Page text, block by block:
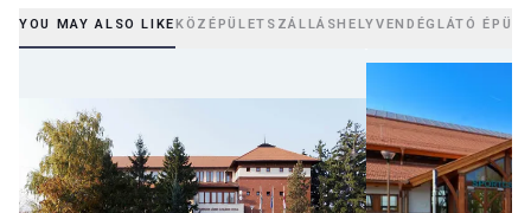
YOU MAY ALSO LIKEKÖZÉPÜLET SZÁLLÁSHELYVENDÉGLÁTÓ